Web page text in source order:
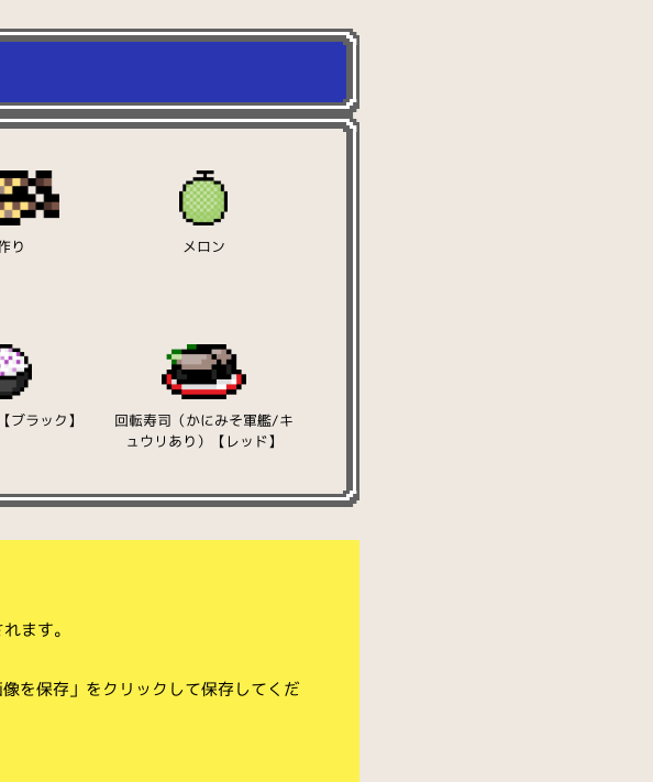
り メロン
ブラック】
回転寿司（かにみそ軍艦/キ
ュウリあり）【レッド】
ます。
を保存」をクリックして保存してくだ